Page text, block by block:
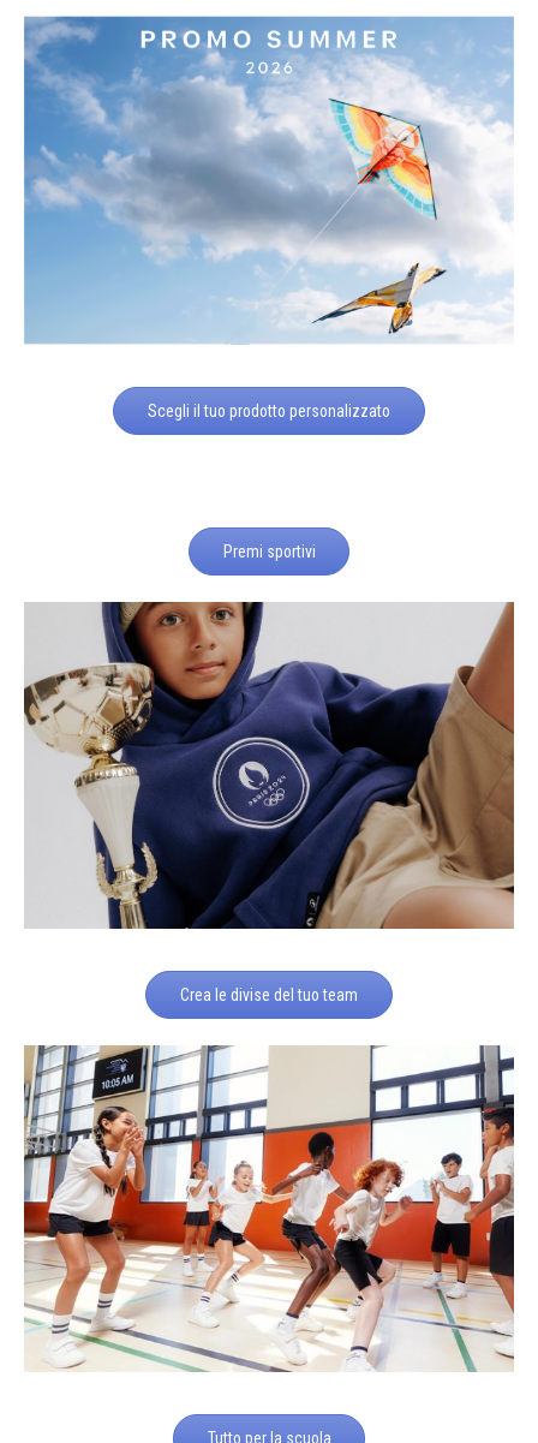
Scegli il tuo prodotto personalizzato
Premi sportivi
Crea le divise del tuo team
Tutto per la scuola